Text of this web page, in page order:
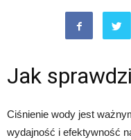
Jak
Ciśnienie wody jest
wydajność i efektywność